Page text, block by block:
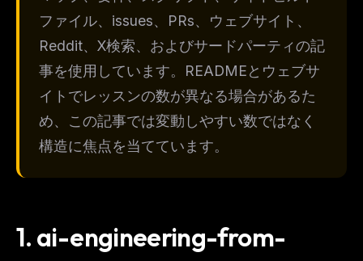
ファイル、issues、PRs、ウェブサイト、
Reddit、X検索、およびサードパーティの記
事を使用しています。READMEとウェブサ
イトでレッスンの数が異なる場合があるた
め、この記事では変動しやすい数ではなく
構造に焦点を当てています。
1. ai-engineering-from-